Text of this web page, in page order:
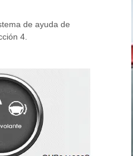
de ayuda de
4.